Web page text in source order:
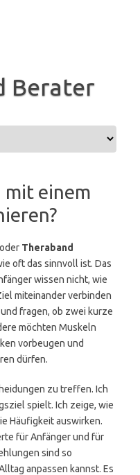
Berater
einem
oder Theraband
oft das sinnvoll ist. Das
wissen nicht, wie
miteinander verbinden
fragen, ob zwei kurze
möchten Muskeln
vorbeugen und
dürfen.
zu treffen. Ich
spielt. Ich zeige, wie
Häufigkeit auswirken.
für Anfänger und für
sind so
anpassen kannst. Es